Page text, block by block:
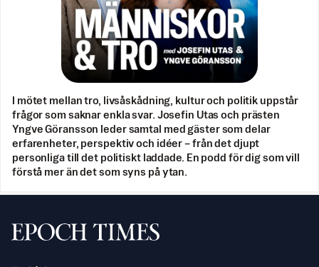
I mötet mellan tro, livsåskådning, kultur och politik uppstår
frågor som saknar enkla svar. Josefin Utas och prästen
Yngve Göransson leder samtal med gäster som delar
erfarenheter, perspektiv och idéer – från det djupt
personliga till det politiskt laddade. En podd för dig som vill
förstå mer än det som syns på ytan.
Svenska Epoch Times